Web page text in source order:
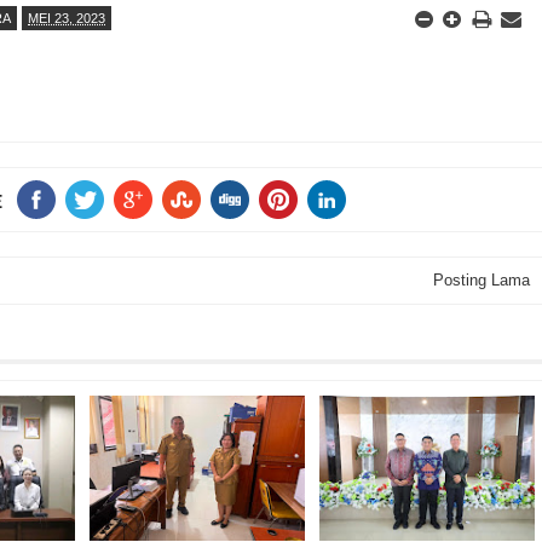
MEI 23, 2023
Posting Lama